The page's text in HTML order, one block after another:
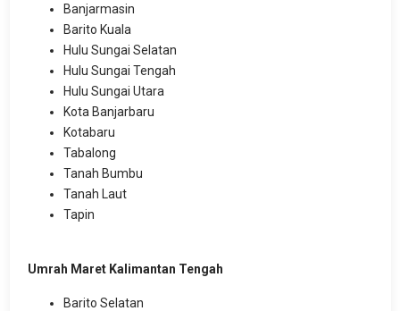
Banjarmasin
Barito Kuala
Hulu Sungai Selatan
Hulu Sungai Tengah
Hulu Sungai Utara
Kota Banjarbaru
Kotabaru
Tabalong
Tanah Bumbu
Tanah Laut
Tapin
Umrah Maret Kalimantan Tengah
Barito Selatan